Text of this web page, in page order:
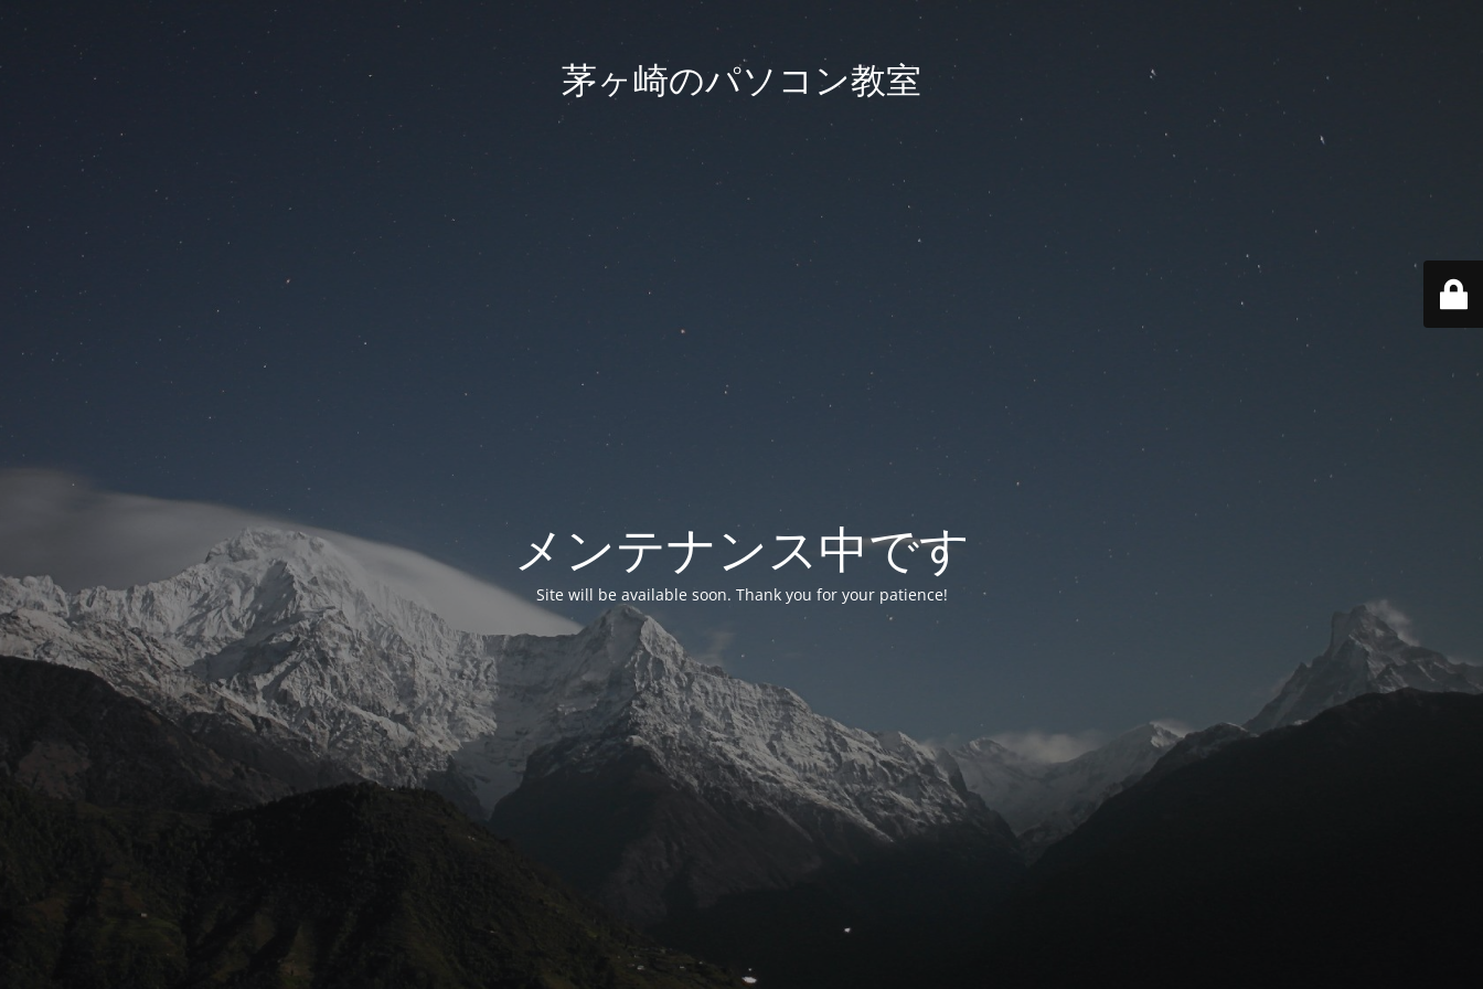
茅ヶ崎のパソコン教室
メンテナンス中です
Site will be available soon. Thank you for your patience!